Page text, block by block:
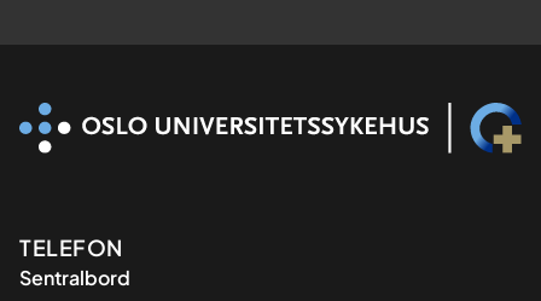
Kontaktinformasjon
TELEFON
Sentralbord